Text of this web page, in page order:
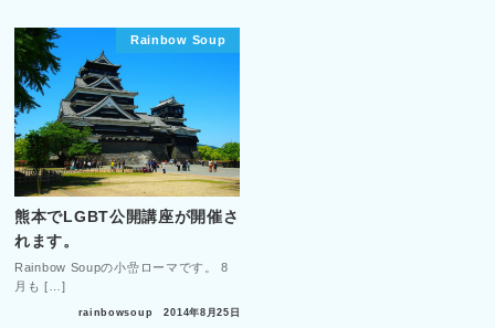
Rainbow Soup
熊本でLGBT公開講座が開催さ
れます。
Rainbow Soupの小嵒ローマです。 8
月も […]
rainbowsoup 2014年8月25日